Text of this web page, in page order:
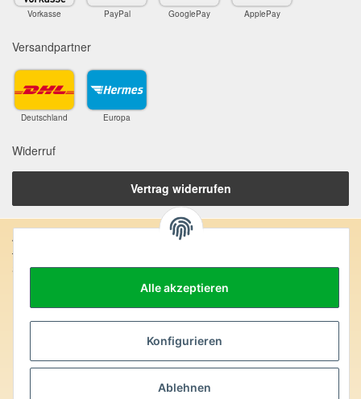
Alle akzeptieren
Konfigurieren
Ablehnen
Vorkasse PayPal GooglePay ApplePay
Versandpartner
Deutschland Europa
Widerruf
Vertrag widerrufen
Anschrift:
SteinZeitOase
D-75391 Gechingen
Edelsteine und Mineralien werden im esoterischen Bereich
besondere Kräfte und Eigenschaften zugeordnet. Wir weisen